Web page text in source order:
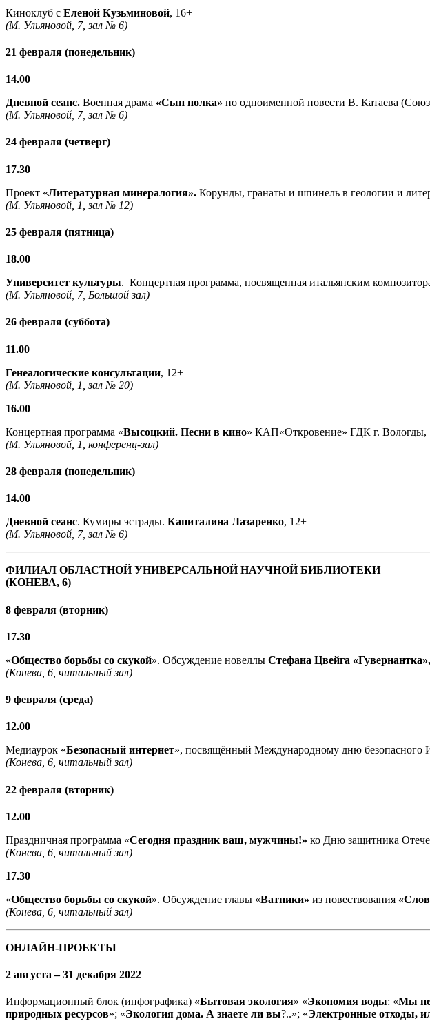
Киноклуб с Еленой Кузьминовой, 16+
(М. Ульяновой, 7, зал № 6)
21 февраля (понедельник)
14.00
Дневной сеанс. Военная драма «Сын полка» по одноименной повести В. Катаева
(М. Ульяновой, 7, зал № 6)
24 февраля (четверг)
17.30
Проект «Литературная минералогия». Корунды, гранаты и шпинель в геологии и
(М. Ульяновой, 1, зал № 12)
25 февраля (пятница)
18.00
Университет культуры. Концертная программа, посвященная итальянским
(М. Ульяновой, 7, Большой зал)
26 февраля (суббота)
11.00
Генеалогические консультации, 12+
(М. Ульяновой, 1, зал № 20)
16.00
Концертная программа «Высоцкий. Песни в кино» КАП«Откровение» ГДК г. Вологды,
(М. Ульяновой, 1, конференц-зал)
28 февраля (понедельник)
14.00
Дневной сеанс. Кумиры эстрады. Капиталина Лазаренко, 12+
(М. Ульяновой, 7, зал № 6)
ФИЛИАЛ ОБЛАСТНОЙ УНИВЕРСАЛЬНОЙ НАУЧНОЙ БИБЛИОТЕКИ
(КОНЕВА, 6)
8 февраля (вторник)
17.30
«Общество борьбы со скукой». Обсуждение новеллы Стефана Цвейга «Гувернантка»,
(Конева, 6, читальный зал)
9 февраля (среда)
12.00
Медиаурок «Безопасный интернет», посвящённый Международному дню безопасного
(Конева, 6, читальный зал)
22 февраля (вторник)
12.00
Праздничная программа «Сегодня праздник ваш, мужчины!» ко Дню защитника
(Конева, 6, читальный зал)
17.30
«Общество борьбы со скукой». Обсуждение главы «Ватники» из повествования
(Конева, 6, читальный зал)
ОНЛАЙН-ПРОЕКТЫ
2 августа – 31 декабря 2022
Информационный блок (инфографика) «Бытовая экология» «Экономия воды: «Мы не
природных ресурсов»; «Экология дома. А знаете ли вы?..»; «Электронные отходы,